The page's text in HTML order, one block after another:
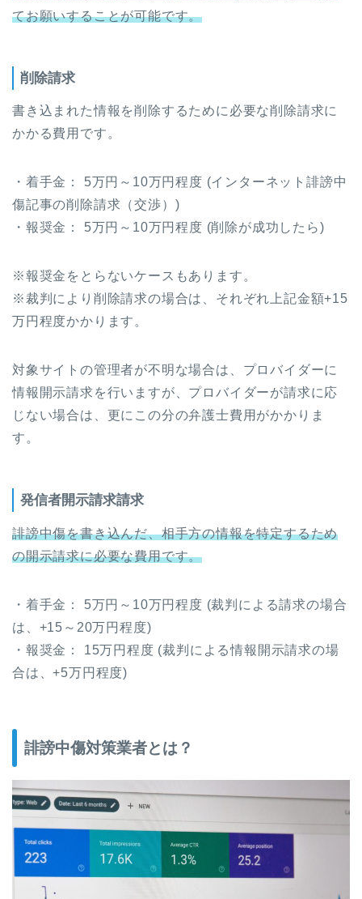
てお願いすることが可能です。
削除請求
書き込まれた情報を削除するために必要な削除請求に
かかる費用です。
・着手金： 5万円～10万円程度 (インターネット誹謗中
傷記事の削除請求（交渉）)
・報奨金： 5万円～10万円程度 (削除が成功したら)
※報奨金をとらないケースもあります。
※裁判により削除請求の場合は、それぞれ上記金額+15
万円程度かかります。
対象サイトの管理者が不明な場合は、プロバイダーに
情報開示請求を行いますが、プロバイダーが請求に応
じない場合は、更にこの分の弁護士費用がかかりま
す。
発信者開示請求請求
誹謗中傷を書き込んだ、相手方の情報を特定するため
の開示請求に必要な費用です。
・着手金： 5万円～10万円程度 (裁判による請求の場合
は、+15～20万円程度)
・報奨金： 15万円程度 (裁判による情報開示請求の場
合は、+5万円程度)
誹謗中傷対策業者とは？